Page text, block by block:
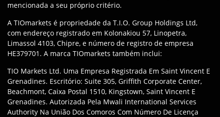
mencionada a seu próprio critério.
A TIOmarkets é propriedade da T.I.O. Group Holdings Ltd,
com endereço registrado em Kolonakiou 57, Linopetra,
Limassol 4103, Chipre, e número de registro de empresa
HE379701. A marca TIOmarkets também inclui:
TIO Markets Ltd. Uma Empresa Registrada Em Saint Vincent E
Grenadines. Escritório: Suite 305, Griffith Corporate Center,
Beachmont, Caixa Postal 1510, Kingstown, Saint Vincent E
Grenadines. Autorizada Pela Mwali International Services
Authority Na União Dos Comoros Com Número De Licença